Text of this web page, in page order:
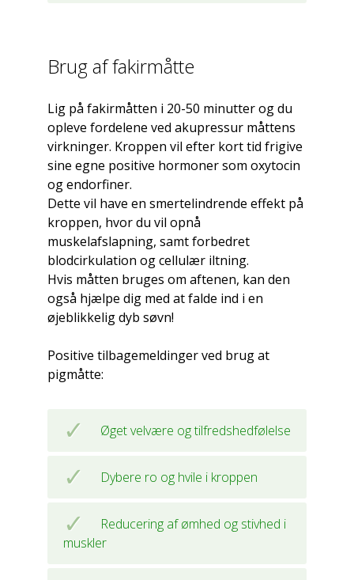
Brug af fakirmåtte
Lig på fakirmåtten i 20-50 minutter og du
opleve fordelene ved akupressur måttens
virkninger. Kroppen vil efter kort tid frigive
sine egne positive hormoner som oxytocin
og endorfiner.
Dette vil have en smertelindrende effekt på
kroppen, hvor du vil opnå
muskelafslapning, samt forbedret
blodcirkulation og cellulær iltning.
Hvis måtten bruges om aftenen, kan den
også hjælpe dig med at falde ind i en
øjeblikkelig dyb søvn!
Positive tilbagemeldinger ved brug at
pigmåtte:
Øget velvære og tilfredshedfølelse
Dybere ro og hvile i kroppen
Reducering af ømhed og stivhed i
muskler